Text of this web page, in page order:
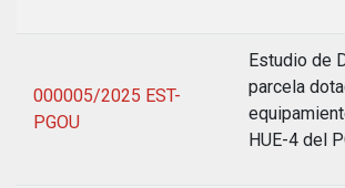
000005/2025 EST-
PGOU
Estudio de
parcela
HUE-4 del